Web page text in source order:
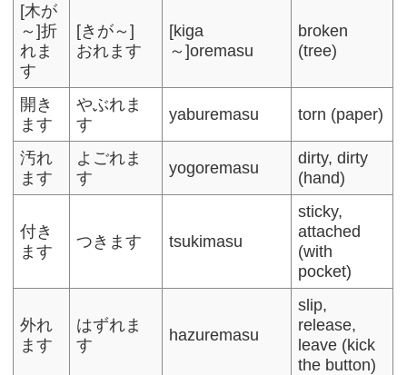
[木が
～]折
れま
す
[きが～]
おれます
[kiga
～]oremasu
broken
(tree)
開き
ます
やぶれま
す
yaburemasu torn (paper)
汚れ
ます
よごれま
す
yogoremasu
dirty, dirty
(hand)
付き
ます
つきます tsukimasu
sticky,
attached
(with
pocket)
外れ
ます
はずれま
す
hazuremasu
slip,
release,
leave (kick
the button)